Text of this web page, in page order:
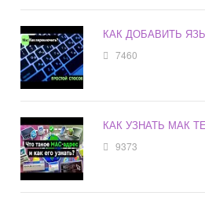
КАК ДОБАВИТЬ
7460
КАК УЗНАТЬ МАК
9373